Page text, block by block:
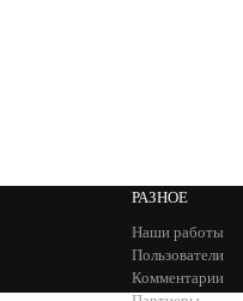
РАЗНОЕ
Наши работы
Пользователи
Комментарии